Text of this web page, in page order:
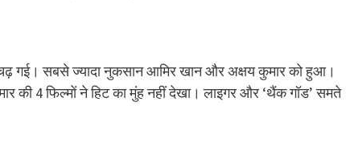
गई। सबसे ज्यादा नुकसान आमिर खान और अक्षय कुमार को हुआ।
की 4 फिल्मों ने हिट का मुंह नहीं देखा। लाइगर और ‘थैंक गॉड’ समते